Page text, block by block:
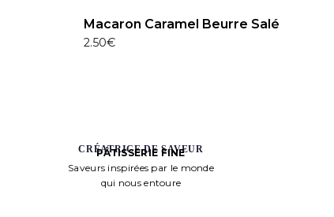
Macaron Caramel Beurre Salé
2.50€
CRÉATRICE DE SAVEUR
PÂTISSERIE FINE
Saveurs inspirées par le monde
qui nous entoure